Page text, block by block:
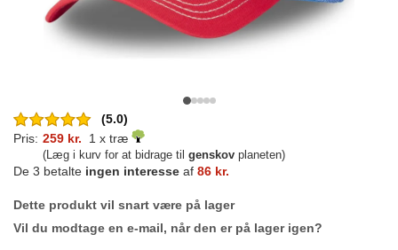
(5.0)
Pris: 259 kr. 1 x træ
(Læg i kurv for at bidrage til genskov planeten)
De 3 betalte ingen interesse af 86 kr.
Dette produkt vil snart være på lager
Vil du modtage en e-mail, når den er på lager igen?